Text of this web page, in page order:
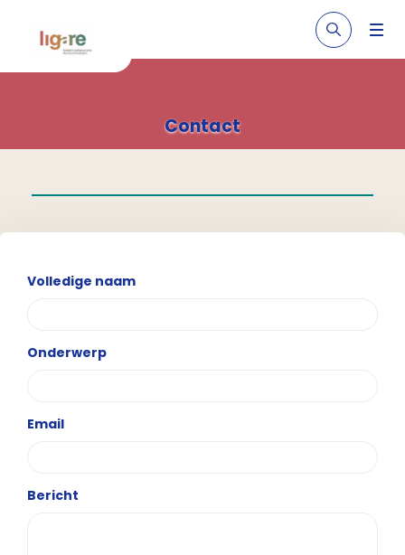
Contact
Volledige naam
Onderwerp
Email
Bericht